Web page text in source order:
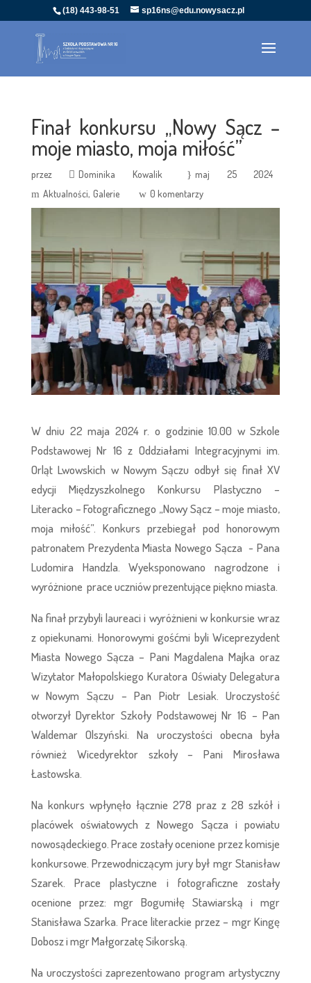
(18) 443-98-51 sp16ns@edu.nowysacz.pl
Finał konkursu „Nowy Sącz –
moje miasto, moja miłość”
przez Dominika Kowalik
maj 25 2024
Aktualności Galerie 0 komentarzy
W dniu 22 maja 2024 r. o godzinie 10.00 w Szkole
Podstawowej Nr 16 z Oddziałami Integracyjnymi im.
Orląt Lwowskich w Nowym Sączu odbył się finał XV
edycji Międzyszkolnego Konkursu Plastyczno –
Literacko – Fotograficznego „Nowy Sącz – moje miasto,
moja miłość”. Konkurs przebiegał pod honorowym
patronatem Prezydenta Miasta Nowego Sącza - Pana
Ludomira Handzla. Wyeksponowano nagrodzone i
wyróżnione prace uczniów prezentujące piękno miasta.
Na finał przybyli laureaci i wyróżnieni w konkursie wraz
z opiekunami. Honorowymi gośćmi byli Wiceprezydent
Miasta Nowego Sącza – Pani Magdalena Majka oraz
Wizytator Małopolskiego Kuratora Oświaty Delegatura
w Nowym Sączu – Pan Piotr Lesiak. Uroczystość
otworzył Dyrektor Szkoły Podstawowej Nr 16 – Pan
Waldemar Olszyński. Na uroczystości obecna była
również Wicedyrektor szkoły – Pani Mirosława
Łastowska.
Na konkurs wpłynęło łącznie 278 praz z 28 szkół i
placówek oświatowych z Nowego Sącza i powiatu
nowosądeckiego. Prace zostały ocenione przez komisje
konkursowe. Przewodniczącym jury był mgr Stanisław
Szarek. Prace plastyczne i fotograficzne zostały
ocenione przez: mgr Bogumiłę Stawiarską i mgr
Stanisława Szarka. Prace literackie przez – mgr Kingę
Dobosz i mgr Małgorzatę Sikorską.
Na uroczystości zaprezentowano program artystyczny